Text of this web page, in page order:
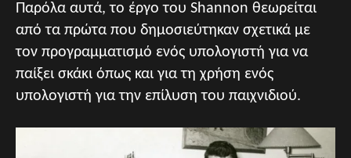
Παρόλα αυτά, το έργο του Shannon θεωρείται
από τα πρώτα που δημοσιεύτηκαν σχετικά με
τον προγραμματισμό ενός υπολογιστή για να
παίξει σκάκι όπως και για τη χρήση ενός
υπολογιστή για την επίλυση του παιχνιδιού.